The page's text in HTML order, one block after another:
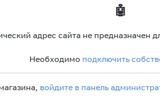
🤖
адрес сайта не предназначен
Необходимо подключить
войдите в панель